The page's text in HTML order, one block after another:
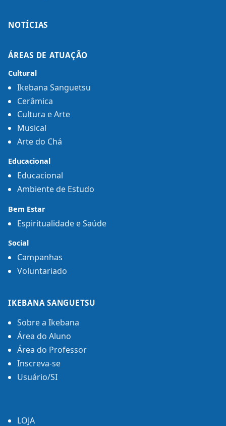
NOTÍCIAS
ÁREAS DE ATUAÇÃO
Cultural
Ikebana Sanguetsu
Cerâmica
Cultura e Arte
Musical
Arte do Chá
Educacional
Educacional
Ambiente de Estudo
Bem Estar
Espiritualidade e Saúde
Social
Campanhas
Voluntariado
IKEBANA SANGUETSU
Sobre a Ikebana
Área do Aluno
Área do Professor
Inscreva-se
Usuário/SI
LOJA